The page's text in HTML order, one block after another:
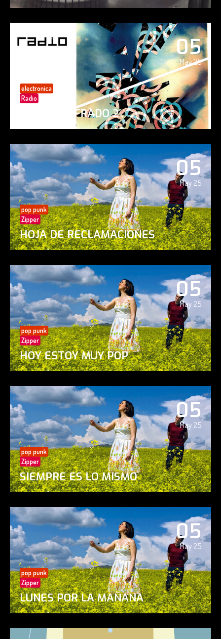
05
May 25
electronica
Radio
PAISAJE CIFRADO 2
05
May 25
pop punk
Zipper
HOJA DE RECLAMACIONES
05
May 25
pop punk
Zipper
HOY ESTOY MUY POP
05
May 25
pop punk
Zipper
SIEMPRE ES LO MISMO
05
May 25
pop punk
Zipper
LUNES POR LA MAÑANA